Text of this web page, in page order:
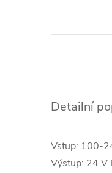
Detailní
Vstup: 100-
Výstup: 24 V